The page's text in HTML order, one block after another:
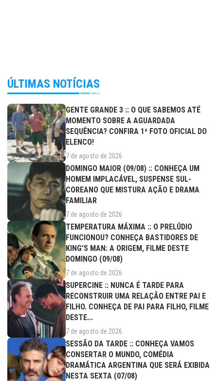
ÚLTIMAS NOTÍCIAS
GENTE GRANDE 3 :: O QUE SABEMOS ATÉ
MOMENTO SOBRE A AGUARDADA
SEQUÊNCIA? CONFIRA 1ª FOTO OFICIAL DO
ELENCO!
7 de agosto de 2026
DOMINGO MAIOR (09/08) :: CONHEÇA UM
HOMEM IMPLACÁVEL, SUSPENSE SUL-
COREANO QUE MISTURA AÇÃO E DRAMA
FAMILIAR
7 de agosto de 2026
TEMPERATURA MÁXIMA :: O PRELÚDIO
FUNCIONOU? CONHEÇA BASTIDORES DE
KING’S MAN: A ORIGEM, FILME DESTE
DOMINGO (09/08)
7 de agosto de 2026
SUPERCINE :: NUNCA É TARDE PARA
RECONSTRUIR UMA RELAÇÃO ENTRE PAI E
FILHO. CONHEÇA DE PAI PARA FILHO, FILME
DESTE...
7 de agosto de 2026
SESSÃO DA TARDE :: CONHEÇA VAMOS
CONSERTAR O MUNDO, COMÉDIA
DRAMÁTICA ARGENTINA QUE SERÁ EXIBIDA
NESTA SEXTA (07/08)